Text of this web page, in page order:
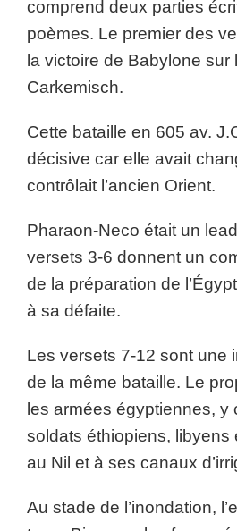
comprend deux parties
poèmes. Le premier des
la victoire de Babylone sur
Carkemisch.
Cette bataille en 605 av.
décisive car elle avait
contrôlait l’ancien Orient.
Pharaon-Neco était un
versets 3-6 donnent un
de la préparation de
à sa défaite.
Les versets 7-12 sont une
de la même bataille. Le
les armées égyptiennes, y
soldats éthiopiens, libyens
au Nil et à ses canaux
Au stade de l’inondation,